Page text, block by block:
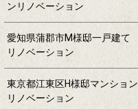
ンリノベーション
愛知県蒲郡市M様邸一戸建て
リノベーション
東京都江東区H様邸マンション
リノベーション